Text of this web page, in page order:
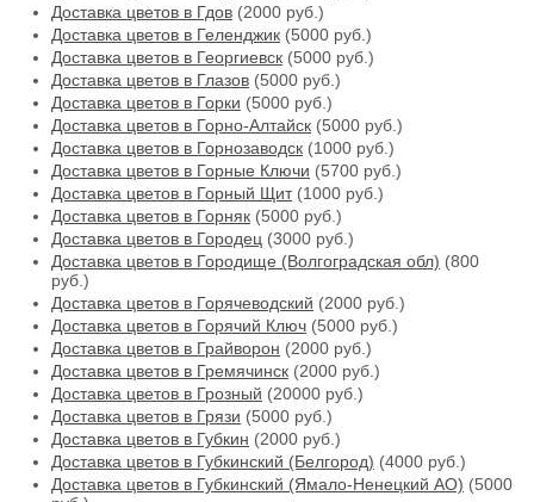
Доставка цветов в Гдов (2000 руб.)
Доставка цветов в Геленджик (5000 руб.)
Доставка цветов в Георгиевск (5000 руб.)
Доставка цветов в Глазов (5000 руб.)
Доставка цветов в Горки (5000 руб.)
Доставка цветов в Горно-Алтайск (5000 руб.)
Доставка цветов в Горнозаводск (1000 руб.)
Доставка цветов в Горные Ключи (5700 руб.)
Доставка цветов в Горный Щит(1000 руб.)
Доставка цветов в Горняк (5000 руб.)
Доставка цветов в Городец (3000 руб.)
Доставка цветов в Городище (Волгоградская обл) (800
руб.)
Доставка цветов в Горячеводский (2000 руб.)
Доставка цветов в Горячий Ключ (5000 руб.)
Доставка цветов в Грайворон (2000 руб.)
Доставка цветов в Гремячинск (2000 руб.)
Доставка цветов в Грозный (20000 руб.)
Доставка цветов в Грязи (5000 руб.)
Доставка цветов в Губкин (2000 руб.)
Доставка цветов в Губкинский (Белгород) (4000 руб.)
Доставка цветов в Губкинский (Ямало-Ненецкий АО) (5000